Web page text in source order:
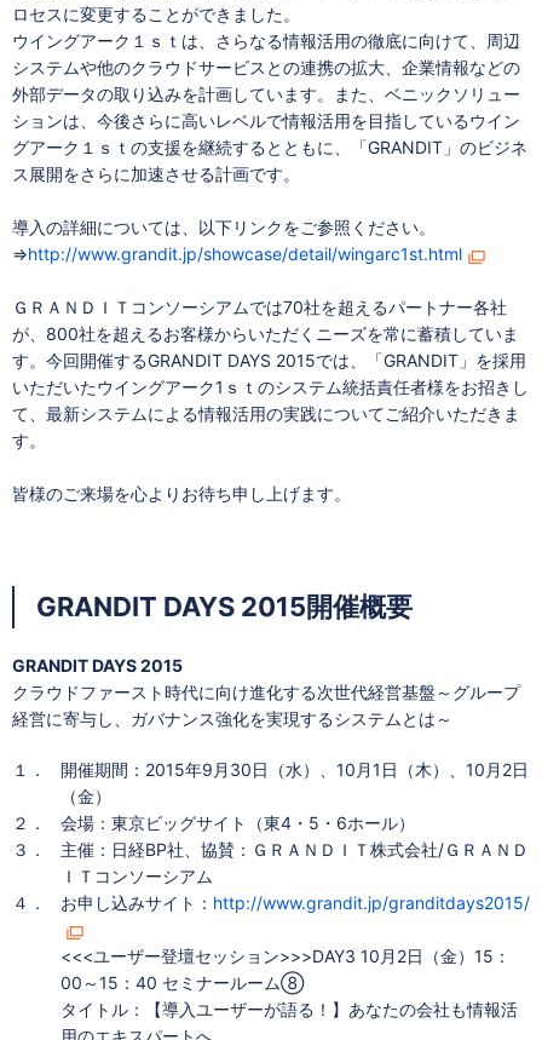
ロセスに変更することができました。
ウイングアーク１ｓｔは、さらなる情報活用の徹底に向けて、周辺
システムや他のクラウドサービスとの連携の拡大、企業情報などの
外部データの取り込みを計画しています。また、ベニックソリュー
ションは、今後さらに高いレベルで情報活用を目指しているウイン
グアーク１ｓｔの支援を継続するとともに、「GRANDIT」のビジネ
ス展開をさらに加速させる計画です。
導入の詳細については、以下リンクをご参照ください。
⇒http://www.grandit.jp/showcase/detail/wingarc1st.html
ＧＲＡＮＤＩＴコンソーシアムでは70社を超えるパートナー各社
が、800社を超えるお客様からいただくニーズを常に蓄積していま
す。今回開催するGRANDIT DAYS 2015では、「GRANDIT」を採用
いただいたウイングアーク1ｓｔのシステム統括責任者様をお招きし
て、最新システムによる情報活用の実践についてご紹介いただきま
す。
皆様のご来場を心よりお待ち申し上げます。
GRANDIT DAYS 2015開催概要
GRANDIT DAYS 2015
クラウドファースト時代に向け進化する次世代経営基盤～グループ
経営に寄与し、ガバナンス強化を実現するシステムとは～
１．
開催期間：2015年9月30日（水）、10月1日（木）、10月2日
（金）
２．
会場：東京ビッグサイト（東4・5・6ホール）
３．
主催：日経BP社、協賛：ＧＲＡＮＤＩＴ株式会社/ＧＲＡＮＤ
ＩＴコンソーシアム
４．
お申し込みサイト： http://www.grandit.jp/granditdays2015/
<<<ユーザー登壇セッション>>>DAY3 10月2日（金）15：
00～15：40 セミナールーム⑧
タイトル：【導入ユーザーが語る！】あなたの会社も情報活